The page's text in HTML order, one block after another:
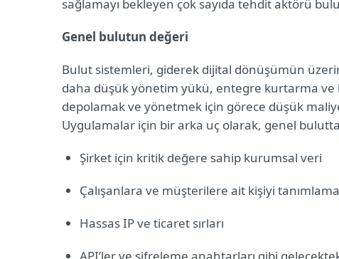
sağlamayı bekleyen çok sayıda tehdit aktörü
Genel bulutun değeri
Bulut sistemleri, giderek dijital dönüşümün
daha düşük yönetim yükü, entegre kurtarma
depolamak ve yönetmek için görece düşük
Uygulamalar için bir arka uç olarak, genel
Şirket için kritik değere sahip kurumsal veri
Çalışanlara ve müşterilere ait kişiyi
Hassas IP ve ticaret sırları